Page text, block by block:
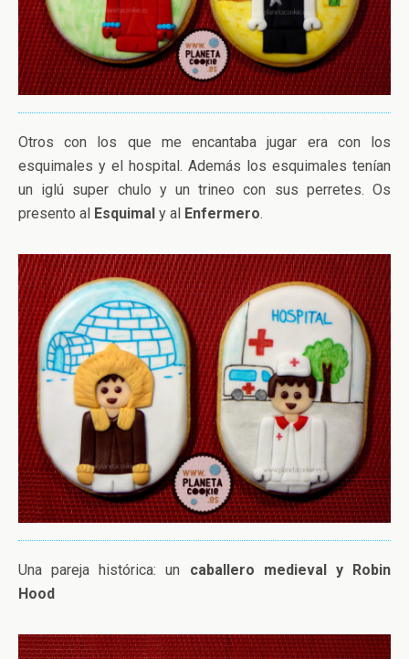
Otros con los que me encantaba jugar era con los
esquimales y el hospital. Además los esquimales tenían
un iglú super chulo y un trineo con sus perretes. Os
presento al Esquimal y al Enfermero.
Una pareja histórica: un caballero medieval y Robin
Hood